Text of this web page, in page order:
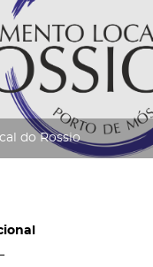
do Rossio